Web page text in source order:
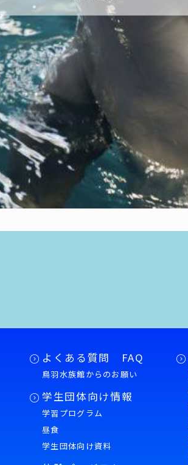
よくある質問 FAQ
鳥羽水族館からのお願い
学生団体向け情報
学習プログラム
昼食
学生団体向け資料